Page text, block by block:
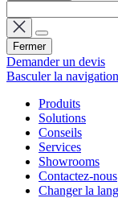
Fermer
Demander un devis
Basculer la navigation
Produits
Solutions
Conseils
Services
Showrooms
Contactez-nous
Changer la